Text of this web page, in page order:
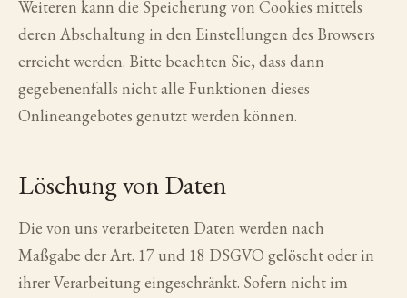
Weiteren kann die Speicherung von Cookies mittels
deren Abschaltung in den Einstellungen des Browsers
erreicht werden. Bitte beachten Sie, dass dann
gegebenenfalls nicht alle Funktionen dieses
Onlineangebotes genutzt werden können.
Löschung von Daten
Die von uns verarbeiteten Daten werden nach
Maßgabe der Art. 17 und 18 DSGVO gelöscht oder in
ihrer Verarbeitung eingeschränkt. Sofern nicht im